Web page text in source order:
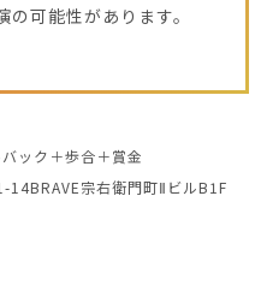
可能性があります。
ック＋歩合＋賞金
14BRAVE宗右衛門町ⅡビルB1F